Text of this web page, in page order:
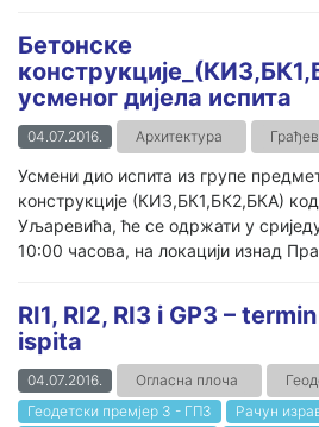
Бетонске
усменог дијела испита
04.07.2016. Архитектура
Усмени дио испита из групе
конструкције (КИ3,БК1,БК2,БКА)
Уљаревића, ће се одржати у
10:00 часова, на локацији изнад
RI1, RI2, RI3 i GP3 –
ispita
04.07.2016. Огласна плоча
Геодетски премјер 3 - ГП3
Рачун